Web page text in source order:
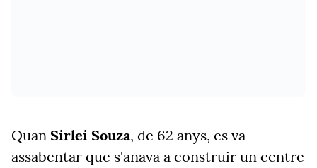
Quan Sirlei Souza, de 62 anys, es va
assabentar que s'anava a construir un centre